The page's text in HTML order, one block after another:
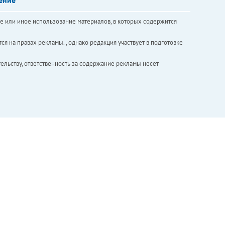
иное использование материалов, в которых содержится
правах рекламы. , однако редакция участвует в подготовке
ответственность за содержание рекламы несет